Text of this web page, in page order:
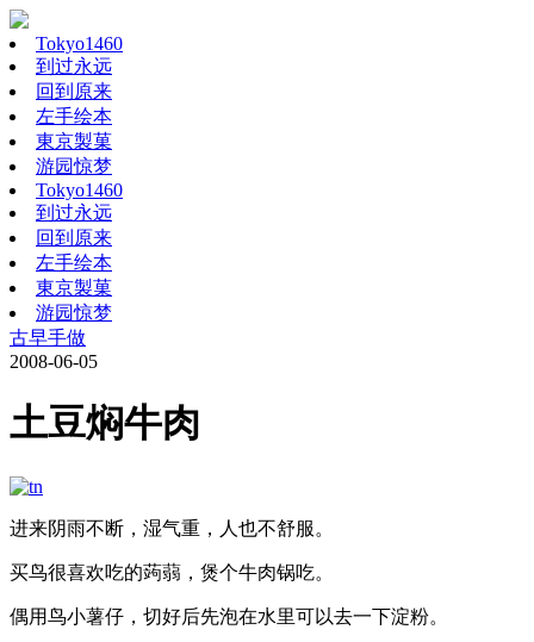
Tokyo1460
到过永远
回到原来
左手绘本
東京製菓
游园惊梦
Tokyo1460
到过永远
回到原来
左手绘本
東京製菓
游园惊梦
古早手做
2008-06-05
土豆焖牛肉
进来阴雨不断，湿气重，人也不舒服。
买鸟很喜欢吃的蒟蒻，煲个牛肉锅吃。
偶用鸟小薯仔，切好后先泡在水里可以去一下淀粉。